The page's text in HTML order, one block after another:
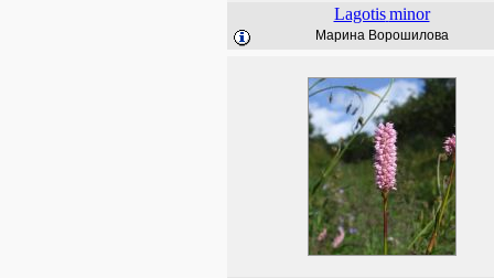
Lagotis minor
Марина Ворошилова